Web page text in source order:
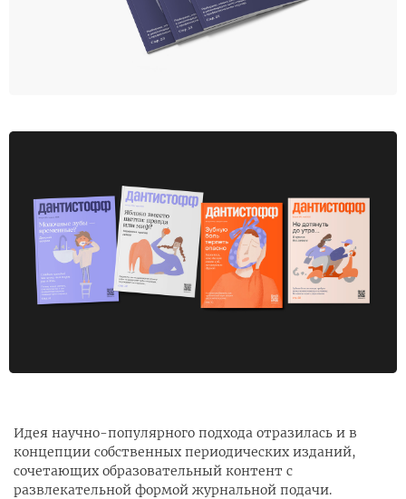
Идея научно-популярного подхода отразилась и в
концепции собственных периодических изданий,
сочетающих образовательный контент с
развлекательной формой журнальной подачи.